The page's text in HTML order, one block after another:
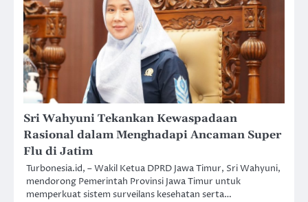
Sri Wahyuni Tekankan Kewaspadaan
Rasional dalam Menghadapi Ancaman Super
Flu di Jatim
Turbonesia.id, – Wakil Ketua DPRD Jawa Timur, Sri Wahyuni,
mendorong Pemerintah Provinsi Jawa Timur untuk
memperkuat sistem surveilans kesehatan serta…